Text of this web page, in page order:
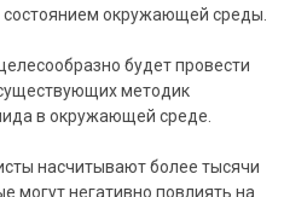
окружающей среды.
будет провести
методик
в окружающей среде.
насчитывают более тысячи
могут негативно повлиять на